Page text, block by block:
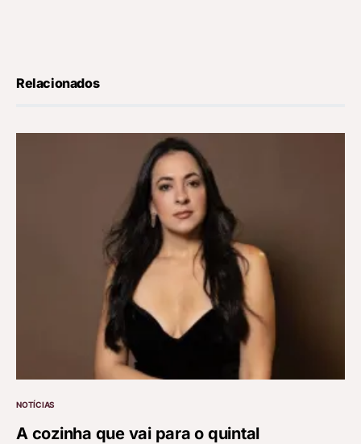
Relacionados
NOTÍCIAS
A cozinha que vai para o quintal